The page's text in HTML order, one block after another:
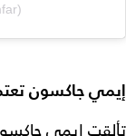
إيمي جاكسون
تألقت إيمي